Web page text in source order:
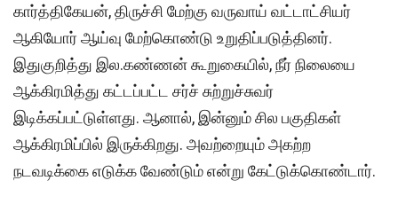
கார்த்திகேயன், திருச்சி மேற்கு வருவாய் வட்டாட்சியர்
ஆகியோர் ஆய்வு மேற்கொண்டு உறுதிப்படுத்தினர்.
இதுகுறித்து இல.கண்ணன் கூறுகையில், நீர் நிலையை
ஆக்கிரமித்து கட்டப்பட்ட சர்ச் சுற்றுச்சுவர்
இடிக்கப்பட்டுள்ளது. ஆனால், இன்னும் சில பகுதிகள்
ஆக்கிரமிப்பில் இருக்கிறது. அவற்றையும் அகற்ற
நடவடிக்கை எடுக்க வேண்டும் என்று கேட்டுக்கொண்டார்.